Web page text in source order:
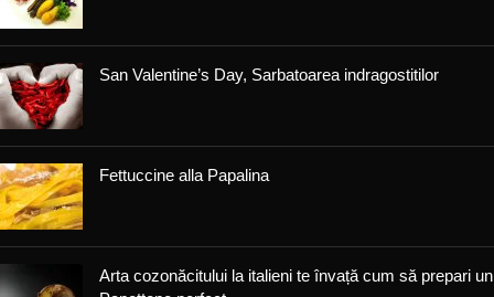
San Valentine’s Day, Sarbatoarea indragostitilor
Fettuccine alla Papalina
Arta cozonăcitului la italieni te învață cum să prepari un